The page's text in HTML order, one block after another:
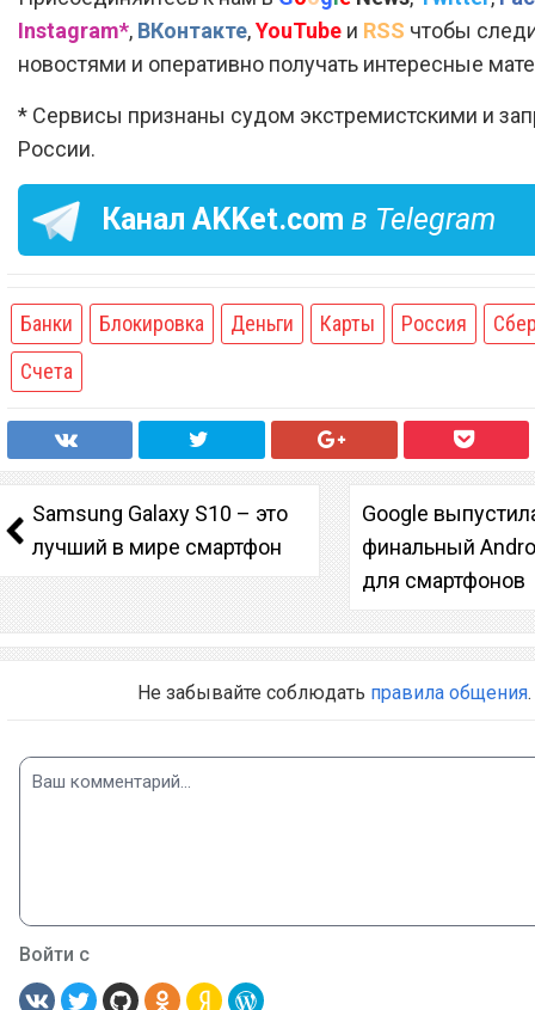
Instagram*, ВКонтакте,YouTube и RSS чтобы
новостями и оперативно получать интересные
* Сервисы признаны судом экстремистскими и
России.
Канал AKKet.com в Telegram
Банки Блокировка Деньги Карты Россия
Счета
Samsung Galaxy S10 – это
лучший в мире смартфон
Google
финальный
для смартфонов
Не забывайте соблюдать правила общения.
Войти с